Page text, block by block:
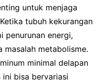
untuk menjaga
tubuh kekurangan
penurunan energi,
masalah metabolisme.
minimal delapan
bisa bervariasi